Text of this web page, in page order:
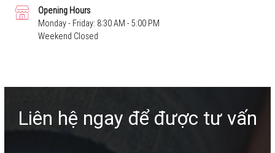
Opening Hours
Monday - Friday: 8:30 AM - 5:00 PM
Weekend Closed
Liên hệ ngay để được tư vấn